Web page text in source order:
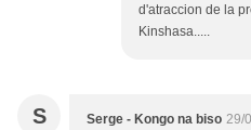
d'atraccion de la
Kinshasa.....
S Serge - Kongo na biso 29/